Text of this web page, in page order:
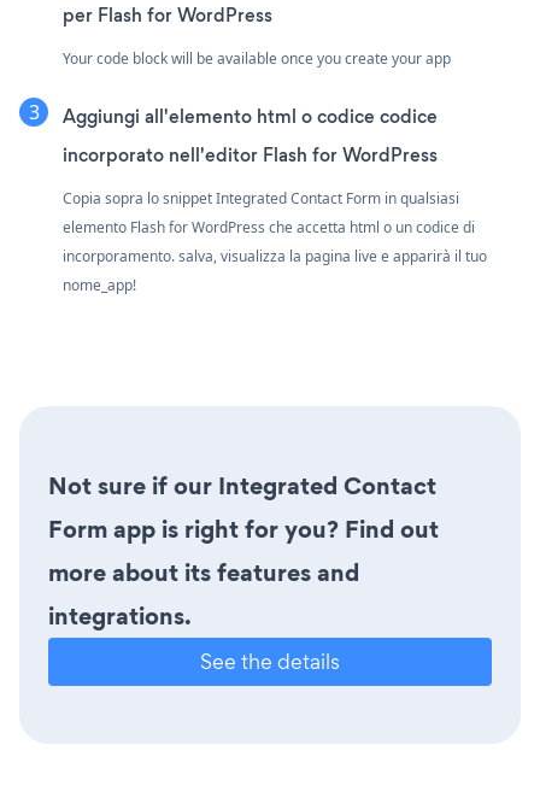
per Flash for WordPress
Your code block will be available once you create your app
Aggiungi all'elemento html o codice codice
incorporato nell'editor Flash for WordPress
Copia sopra lo snippet Integrated Contact Form in qualsiasi
elemento Flash for WordPress che accetta html o un codice di
incorporamento. salva, visualizza la pagina live e apparirà il tuo
nome_app!
Not sure if our Integrated Contact
Form app is right for you? Find out
more about its features and
integrations.
See the details